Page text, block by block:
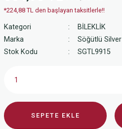
*224,88 TL den başlayan taksitlerle!!
Kategori
BİLEKLİK
Marka
Söğütlü Silver
Stok Kodu
SGTL9915
SEPETE EKLE